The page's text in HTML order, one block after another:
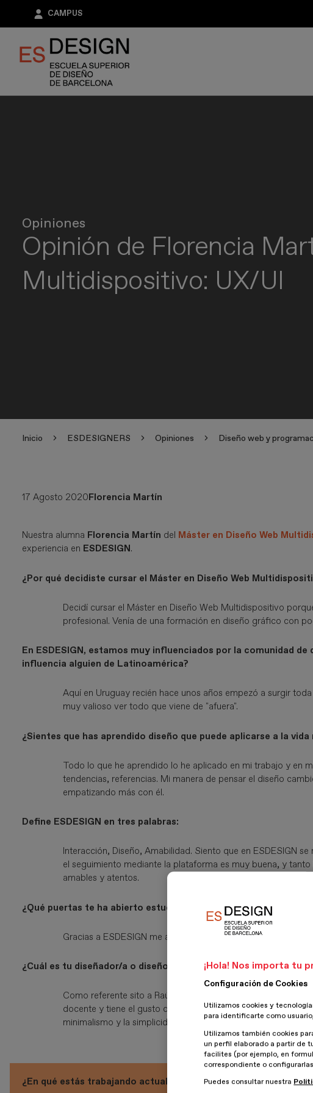
principal
CAMPUS
Opiniones
Opinión de Florencia
Multidispositivo: UX/UI
Inicio ESDESIGNERS Opiniones Diseño web y
17 Agosto 2020Florencia Martín
Nuestra alumna Florencia Martín del Máster en Diseño Web
experiencia en ESDESIGN.
¿Por qué decidiste cursar el Máster en Diseño Web
Decidí cursar el Máster en Diseño Web Multidispositivo
profesional. Venía de una formación en diseño gráfico con
En ESDESIGN, estamos muy influenciados por la comunidad
influencia alguien de Latinoamérica?
Aquí en Uruguay recién hace unos años empezó a surgir
muy valioso ver todo que viene de "afuera".
¿Sientes que has aprendido diseño que puede aplicarse a la vida
Todo lo que he aprendido lo he aplicado en mi trabajo y en
tendencias, referencias. Mi manera de pensar el diseño
empatizando más con él.
Define ESDESIGN en tres palabras:
Interacción, Diseño, Amabilidad. Siento que en ESDESIGN
el seguimiento mediante la plataforma es muy buena, y
amables y atentos.
¿Qué puertas te ha abierto estudiar en ESDESIGN?
Gracias a ESDESIGN me animé a cambiar de trabajo y a
¿Cuál es tu diseñador/a o diseño de referencia?
Como referente sito a Raúl Belluccia, es un diseñador
docente y tiene el gusto de compartir sus conocimientos y
minimalismo y la simplicidad.
¿En qué estás trabajando actualmente?
¡Hola! Nos importa tu
Configuración de Cookies
Utilizamos cookies y
para identificarte como
Utilizamos también cookies
un perfil elaborado a partir de
facilites (por ejemplo, en
correspondiente o
Puedes consultar nuestra